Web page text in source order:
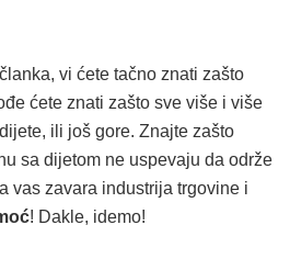
vi ćete tačno znati zašto
ćete znati zašto sve više i više
ili još gore. Znajte zašto
sa dijetom ne uspevaju da održe
vas zavara industrija trgovine i
! Dakle, idemo!